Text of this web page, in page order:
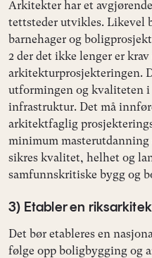
Arkitekter har et
tettsteder utvikles. Likevel
barnehager og
2 der det ikke lenger er
arkitekturprosjekteringen.
utformingen og kvaliteten i
infrastruktur. Det må
arkitektfaglig
minimum
sikres kvalitet, helhet og
samfunnskritiske bygg og
3) Etabler en
Det bør etableres en
følge opp boligbygging og